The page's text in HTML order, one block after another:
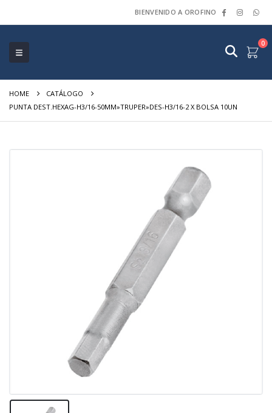
BIENVENIDO A OROFINO
0
HOME
CATÁLOGO
PUNTA DEST.HEXAG-H3/16-50MM»TRUPER»DES-H3/16-2 X BOLSA 10UN